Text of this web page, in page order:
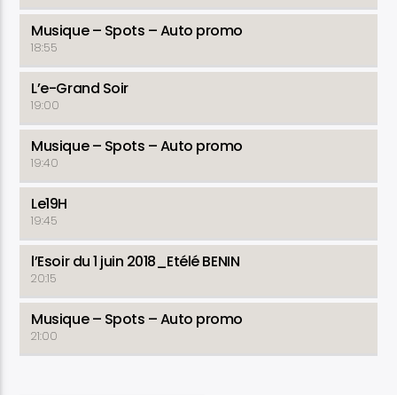
Musique – Spots – Auto promo
18:55
L’e-Grand Soir
19:00
Musique – Spots – Auto promo
19:40
Le19H
19:45
l’Esoir du 1 juin 2018_Etélé BENIN
20:15
Musique – Spots – Auto promo
21:00